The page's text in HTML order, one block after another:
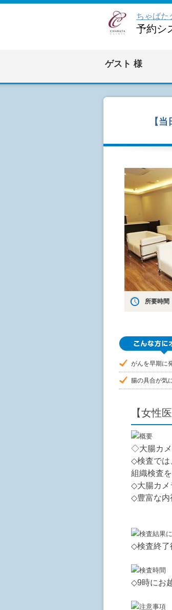
ちゃばた
予約シ
ゲスト 様
【
所要時間
がんを早期に
腸の具合が気
【女性
◇大腸カメ
◇検査では
組織検査
◇大腸カメ
◇豊富な内
◇検査終了
◇9時にお